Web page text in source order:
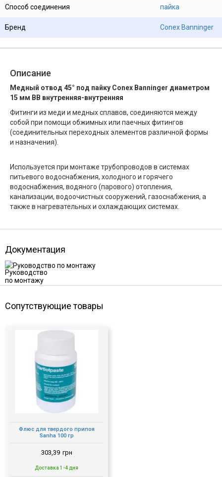
Способ соединения пайка
Бренд Conex Banninger
Описание
Медный отвод 45° под пайку Conex Banninger диаметром
15 мм ВВ внутренняя-внутренняя
Фитинги из меди и медных сплавов, соединяются между
собой при помощи обжимных или паечных фитингов
(соединительных переходных элементов различной формы
и назначения).
Используется при монтаже трубопроводов в системах
питьевого водоснабжения, холодного и горячего
водоснабжения, водяного (парового) отопления,
канализации, водоочистных сооружений, газоснабжения, а
также в нагревательных и охлаждающих системах.
Документация
Руководство по монтажу
Сопутствующие товары
Флюс для твердого припоя
Sanha 100 гр
303,39 грн
Доставка 1-4 дня